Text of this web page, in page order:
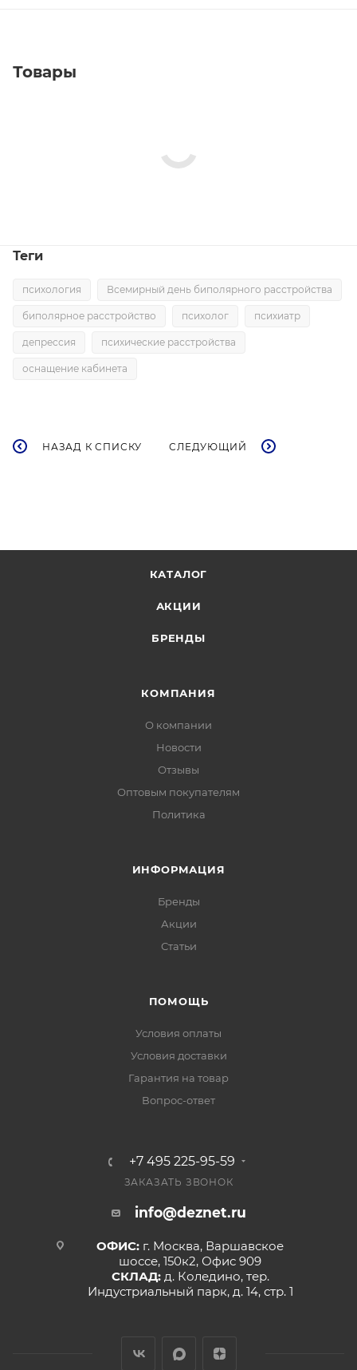
Товары
Теги
психология Всемирный день биполярного расстройства
биполярное расстройство психолог психиатр
депрессия психические расстройства
оснащение кабинета
НАЗАД К СПИСКУ СЛЕДУЮЩИЙ
КАТАЛОГ
АКЦИИ
БРЕНДЫ
КОМПАНИЯ
О компании
Новости
Отзывы
Оптовым покупателям
Политика
ИНФОРМАЦИЯ
Бренды
Акции
Статьи
ПОМОЩЬ
Условия оплаты
Условия доставки
Гарантия на товар
Вопрос-ответ
+7 495 225-95-59
ЗАКАЗАТЬ ЗВОНОК
info@deznet.ru
ОФИС: г. Москва, Варшавское
шоссе, 150к2, Офис 909
СКЛАД: д. Коледино, тер.
Индустриальный парк, д. 14, стр. 1